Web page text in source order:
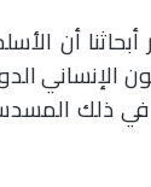
أن
الإنساني
في ذلك